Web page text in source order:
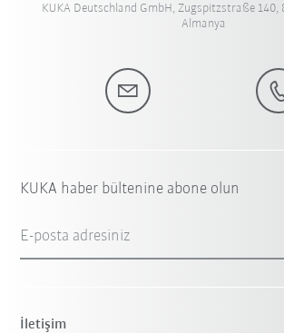
KUKA Deutschland GmbH, Zugspitzstraße 140,
Almanya
KUKA haber bültenine abone olun
E-posta adresiniz
İletişim